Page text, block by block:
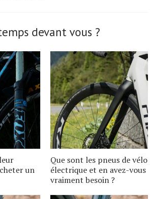
devant vous ?
un
Que sont les pneus de vélo
électrique et en avez-vous
vraiment besoin ?